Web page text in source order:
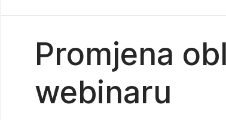
Promjena
webinaru